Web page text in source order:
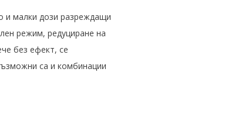
и малки дози разреждащи
режим, редуциране на
без ефект, се
са и комбинации